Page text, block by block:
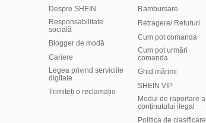
Despre SHEIN
Responsabilitate
socială
Blogger de modă
Cariere
Legea privind serviciile
digitale
Trimiteți o reclamație
Rambursare
Retragere/ Retururi
Cum pot comanda
Cum pot urmări
comanda
Ghid mărimi
SHEIN VIP
Modul de raportare a
conținutului ilegal
Politica de clasificare